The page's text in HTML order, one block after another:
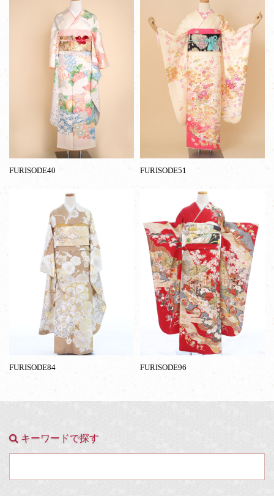
FURISODE40 FURISODE51
FURISODE84 FURISODE96
キーワードで探す